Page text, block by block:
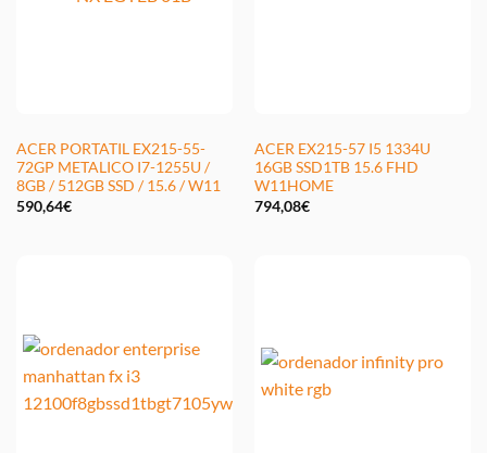
ACER PORTATIL EX215-55-
72GP METALICO I7-1255U /
8GB / 512GB SSD / 15.6 / W11
590,64€
ACER EX215-57 I5 1334U
16GB SSD1TB 15.6 FHD
W11HOME
794,08€